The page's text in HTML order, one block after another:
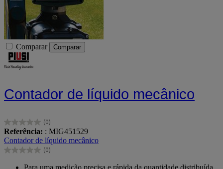
Comparar Comparar
Contador de líquido mecânico
(0)
0.0
em
5
estrelas.
Referência: : MIG451529
Contador de líquido mecânico
(0)
0.0
Para uma medição precisa e rápida da quantidade distribuída.